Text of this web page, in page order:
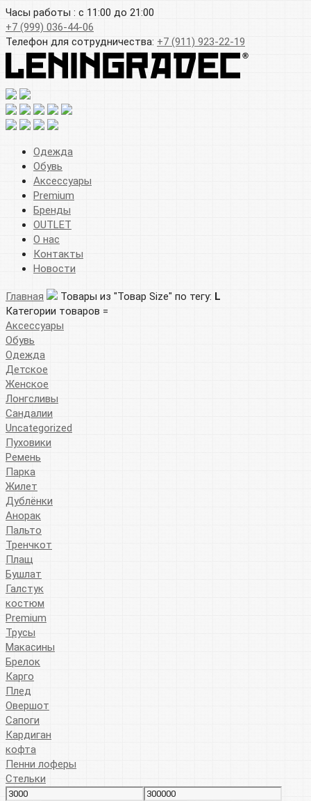
Часы работы : с 11:00 до 21:00
+7 (999) 036-44-06
Телефон для сотрудничества: +7 (911) 923-22-19
Одежда
Обувь
Аксессуары
Premium
Бренды
OUTLET
О нас
Контакты
Новости
Главная Товары из "Товар Size" по тегу: L
Категории товаров =
Аксессуары
Обувь
Одежда
Детское
Женское
Лонгсливы
Сандалии
Uncategorized
Пуховики
Ремень
Парка
Жилет
Дублёнки
Анорак
Пальто
Тренчкот
Плащ
Бушлат
Галстук
костюм
Premium
Трусы
Макасины
Брелок
Карго
Плед
Овершот
Сапоги
Кардиган
кофта
Пенни лоферы
Стельки